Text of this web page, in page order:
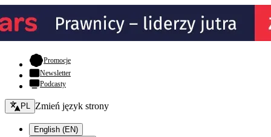
Promocje- otwiera się w nowej karcie
Newsletter
Podcasty
Zmień język - bieżący:
PL Zmień język strony
English (EN)